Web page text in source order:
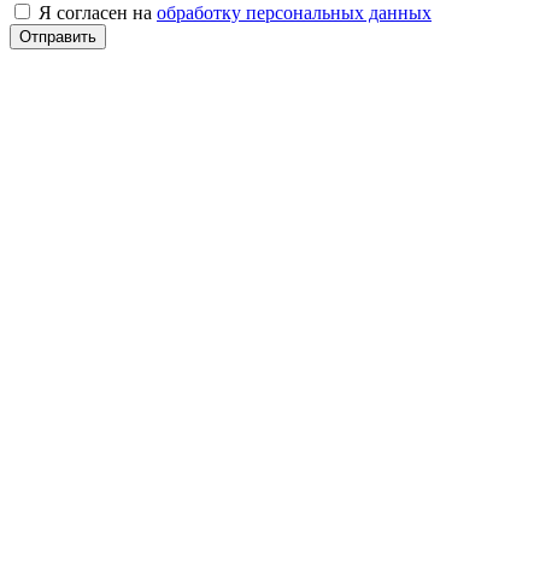
Я согласен на обработку персональных данных
Отправить